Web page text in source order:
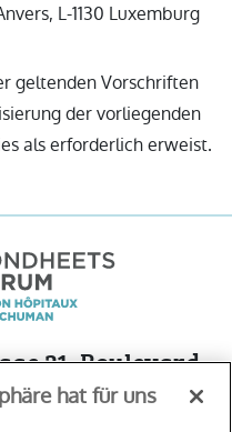
L-1130 Luxemburg
geltenden Vorschriften
der vorliegenden
als erforderlich erweist.
21, Boulevard
Raiffeisen
hat für uns